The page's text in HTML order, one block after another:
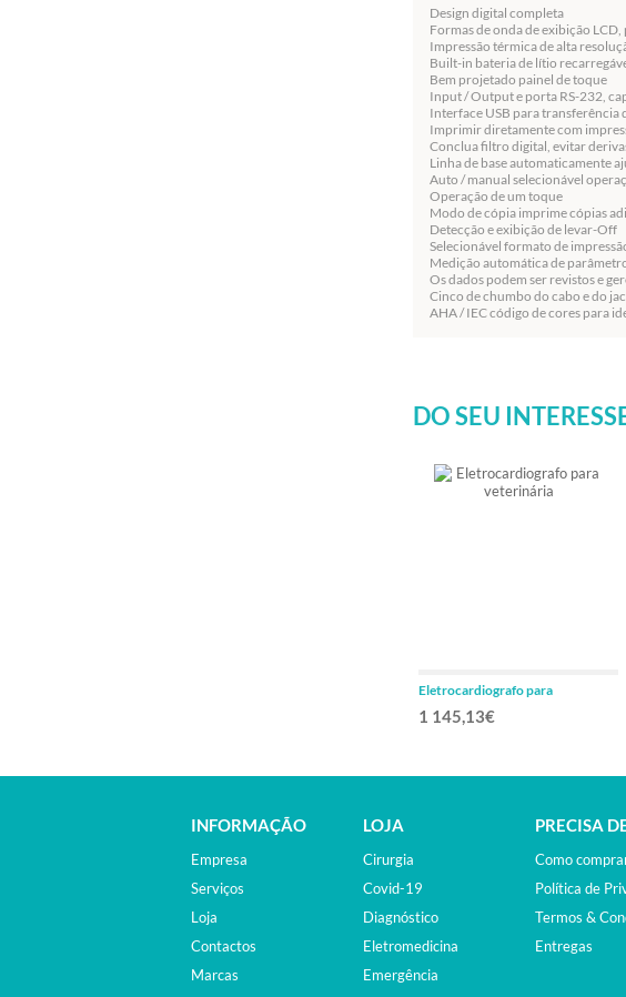
Design digital completa
Formas de onda de exibição
Impressão térmica de alta
Built-in bateria de lítio
Bem projetado painel de toque
Input / Output e porta RS-232,
Interface USB para transferência
Imprimir diretamente com
Conclua filtro digital, evitar
Linha de base automaticamente
Auto / manual selecionável
Operação de um toque
Modo de cópia imprime cópias
Detecção e exibição de levar-Off
Selecionável formato de
Medição automática de
Os dados podem ser revistos e
Cinco de chumbo do cabo e do
AHA / IEC código de cores para
DO SEU
Eletrocardiografo para
1 145,13€
INFORMAÇÃO
Empresa
Serviços
Loja
Contactos
Marcas
LOJA
Cirurgia
Covid-19
Diagnóstico
Eletromedicina
Emergência
PRECISA
Como
Política de
Termos &
Entregas